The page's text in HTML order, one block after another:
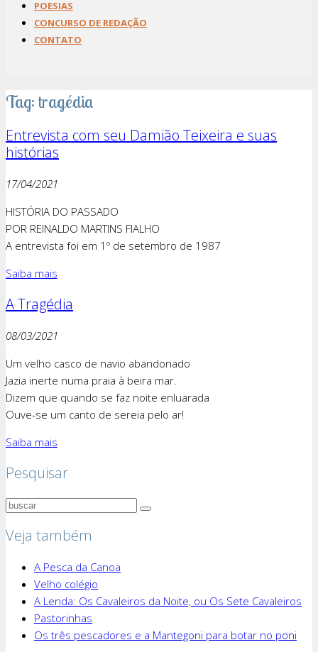
POESIAS
CONCURSO DE REDAÇÃO
CONTATO
Tag: tragédia
Entrevista com seu Damião Teixeira e suas
histórias
17/04/2021
HISTÓRIA DO PASSADO
POR REINALDO MARTINS FIALHO
A entrevista foi em 1º de setembro de 1987
Saiba mais
A Tragédia
08/03/2021
Um velho casco de navio abandonado
Jazia inerte numa praia à beira mar.
Dizem que quando se faz noite enluarada
Ouve-se um canto de sereia pelo ar!
Saiba mais
Pesquisar
Veja também
A Pesca da Canoa
Velho colégio
A Lenda: Os Cavaleiros da Noite, ou Os Sete Cavaleiros
Pastorinhas
Os três pescadores e a Mantegoni para botar no poni